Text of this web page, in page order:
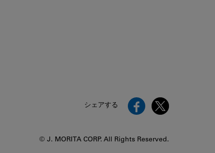
シェアする
© J. MORITA CORP. All Rights Reserved.